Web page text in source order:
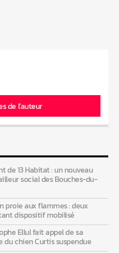
de l'auteur
de 13 Habitat : un nouveau
social des Bouches-du-
proie aux flammes : deux
dispositif mobilisé
Ellul fait appel de sa
du chien Curtis suspendue